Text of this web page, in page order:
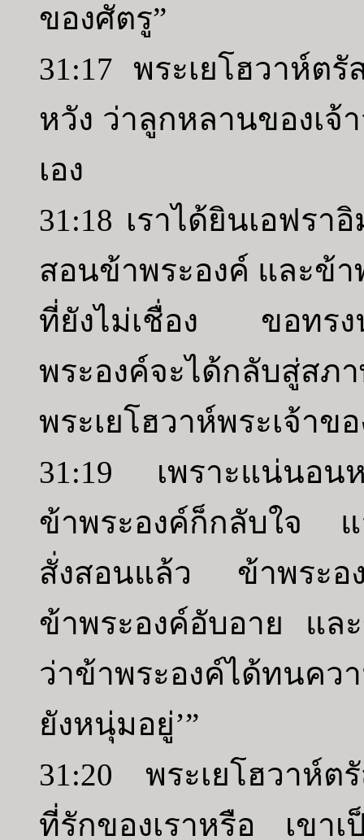
ของศัตรู”
31:17 พระเยโฮวาห์ตรั
หวัง ว่าลูกหลานของเจ้
เอง
31:18 เราได้ยินเอฟรา
สอนข้าพระองค์ และข้
ที่ยังไม่เชื่อง ขอทร
พระองค์จะได้กลับสู่สภ
พระเยโฮวาห์พระเจ้าข
31:19 เพราะแน่นอนห
ข้าพระองค์ก็กลับใจ แ
สั่งสอนแล้ว ข้าพระอ
ข้าพระองค์อับอาย แล
ว่าข้าพระองค์ได้ทนคว
ยังหนุ่มอยู่’”
31:20 พระเยโฮวาห์ต
ที่รักของเราหรือ เขา